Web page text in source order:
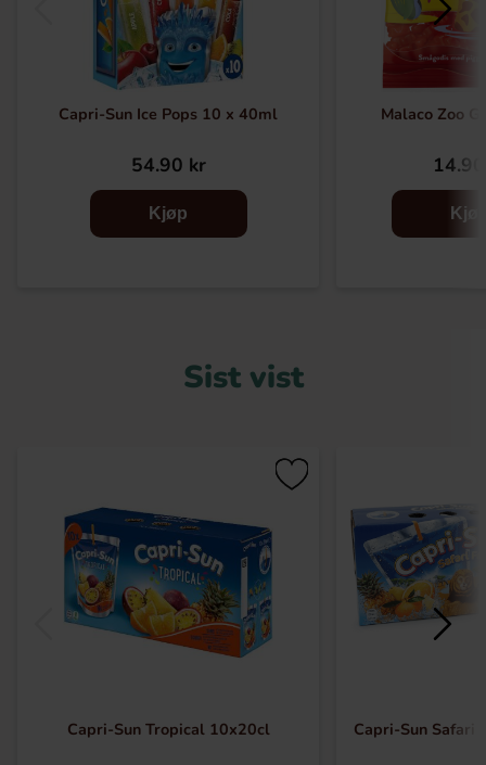
Capri-Sun Ice Pops 10 x 40ml
54.90 kr
Kjøp
Malaco Zoo
Sist vist
Capri-Sun Tropical 10x20cl Capri-Sun Safari